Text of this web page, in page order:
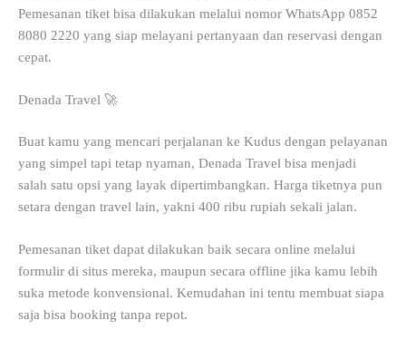
Pemesanan tiket bisa dilakukan melalui nomor WhatsApp 0852
8080 2220 yang siap melayani pertanyaan dan reservasi dengan
cepat.
Denada Travel 🚀
Buat kamu yang mencari perjalanan ke Kudus dengan pelayanan
yang simpel tapi tetap nyaman, Denada Travel bisa menjadi
salah satu opsi yang layak dipertimbangkan. Harga tiketnya pun
setara dengan travel lain, yakni 400 ribu rupiah sekali jalan.
Pemesanan tiket dapat dilakukan baik secara online melalui
formulir di situs mereka, maupun secara offline jika kamu lebih
suka metode konvensional. Kemudahan ini tentu membuat siapa
saja bisa booking tanpa repot.